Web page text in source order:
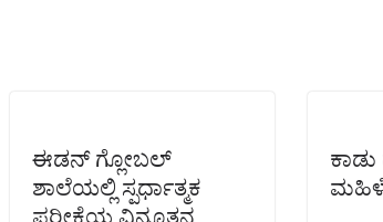
ಈಡನ್ ಗ್ಲೋಬಲ್
ಶಾಲೆಯಲ್ಲಿ ಸ್ಪರ್ಧಾತ್ಮಕ
ಪರೀಕ್ಷೆಯ ವಿನೂತನ